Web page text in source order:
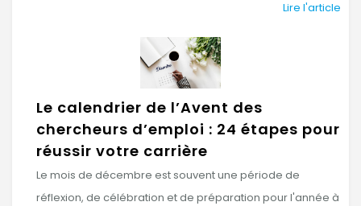
Lire l'article
Le calendrier de l’Avent des
chercheurs d’emploi : 24 étapes pour
réussir votre carrière
Le mois de décembre est souvent une période de
réflexion, de célébration et de préparation pour l'année à